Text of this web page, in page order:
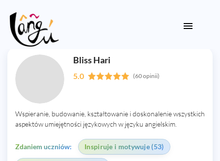
Bliss Hari
5.0 (60 opinii)
Wspieranie, budowanie, kształtowanie i doskonalenie wszystkich
aspektów umiejętności językowych w języku angielskim.
Zdaniem uczniów: Inspiruje i motywuje (53)